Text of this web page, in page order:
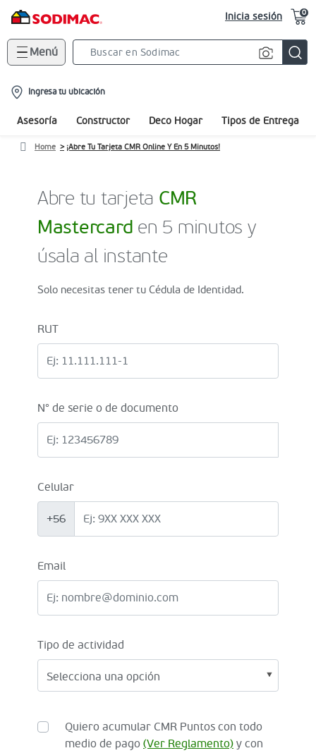
Inicia sesión 0
Menú
location-
icon
Ingresa tu ubicación
Asesoría Constructor Deco Hogar Tipos de Entrega
Home ¡Abre Tu Tarjeta CMR Online Y En 5 Minutos!
Abre tu tarjeta CMR
Mastercard en 5 minutos y
úsala al instante
Solo necesitas tener tu Cédula de Identidad.
RUT
N° de serie o de documento
Celular
+56
Email
Tipo de actividad
Quiero acumular CMR Puntos con todo
medio de pago (Ver Reglamento) y con